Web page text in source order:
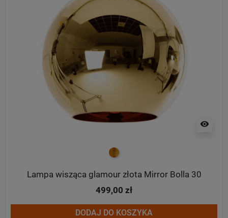
visibility
złoty
Lampa wisząca glamour złota Mirror Bolla 30
499,00 zł
DODAJ DO KOSZYKA